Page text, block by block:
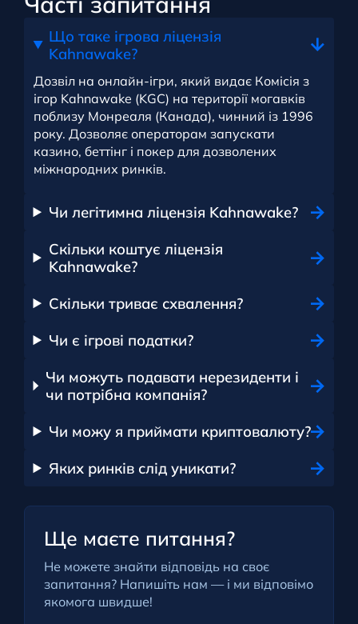
Що таке ігрова ліцензія
Kahnawake?
Дозвіл на онлайн-ігри, який видає Комісія з
ігор Kahnawake (KGC) на території могавків
поблизу Монреаля (Канада), чинний із 1996
року. Дозволяє операторам запускати
казино, беттінг і покер для дозволених
міжнародних ринків.
Чи легітимна ліцензія Kahnawake?
Скільки коштує ліцензія
Kahnawake?
Скільки триває схвалення?
Чи є ігрові податки?
Чи можуть подавати нерезиденти і
чи потрібна компанія?
Чи можу я приймати криптовалюту?
Яких ринків слід уникати?
Ще маєте питання?
Не можете знайти відповідь на своє
запитання? Напишіть нам — і ми відповімо
якомога швидше!